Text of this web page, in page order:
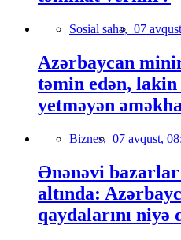
Sosial sahə, 07
Azərbaycan
təmin edən,
yetməyən
Biznes, 07 avqust,
Ənənəvi
altında:
qaydalarını